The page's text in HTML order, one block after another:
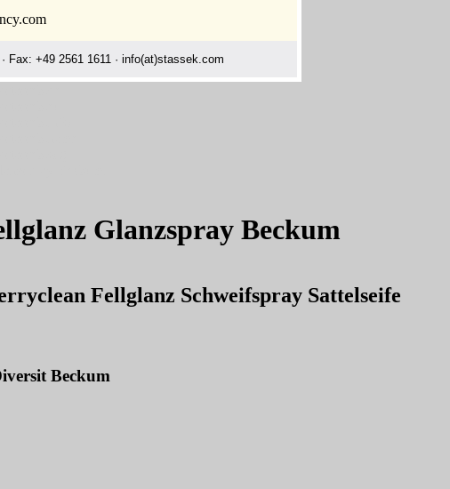
Fax: +49 2561 1611 · info(at)stassek.com
Glanzspray Beckum
Fellglanz Schweifspray Sattelseife
Beckum